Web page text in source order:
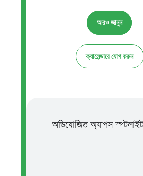
আরও জানুন
ক্যালেন্ডারে যোগ করুন
অভিযোজিত অ্যাপস